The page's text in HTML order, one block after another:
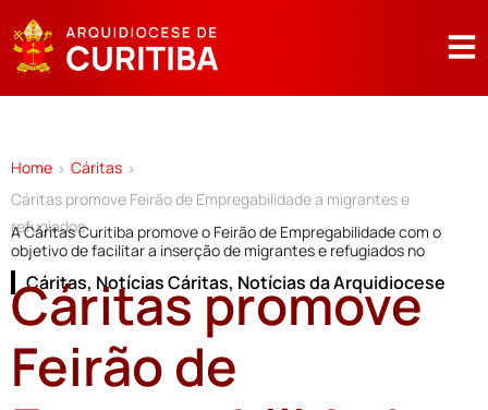
Home > Cáritas >
Cáritas promove Feirão de Empregabilidade a migrantes e
refugiados
A Cáritas Curitiba promove o Feirão de Empregabilidade com o
objetivo de facilitar a inserção de migrantes e refugiados no
Cáritas, Notícias Cáritas, Notícias da Arquidiocese
Cáritas promove
Feirão de